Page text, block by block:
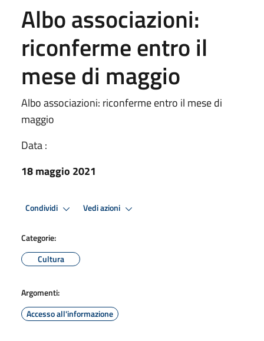
Albo associazioni:
riconferme entro il
mese di maggio
Albo associazioni: riconferme entro il mese di
maggio
Data :
18 maggio 2021
Condividi Vedi azioni
Categorie:
Cultura
Argomenti:
Accesso all'informazione